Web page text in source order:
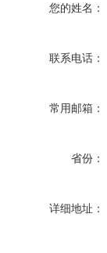
您的姓名：
联系电话：
常用邮箱：
省份：
详细地址：